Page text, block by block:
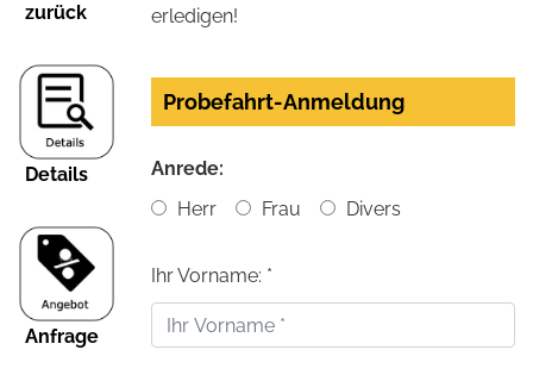
zurück
Details
Anfrage
erledigen!
Probefahrt-Anmeldung
Anrede:
Herr
Frau Divers
Ihr Vorname: *